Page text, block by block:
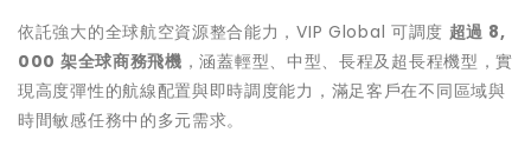
依託強大的全球航空資源整合能力，VIP Global 可調度 超過 8,
000 架全球商務飛機 ，涵蓋輕型、中型、長程及超長程機型，實
現高度彈性的航線配置與即時調度能力，滿足客戶在不同區域與
時間敏感任務中的多元需求。